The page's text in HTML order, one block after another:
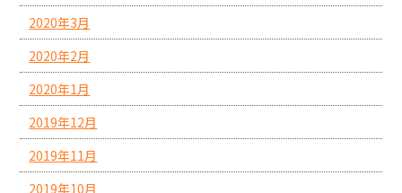
2020年3月
2020年2月
2020年1月
2019年12月
2019年11月
2019年10月